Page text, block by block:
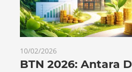
10/02/2026
BTN 2026: Antara